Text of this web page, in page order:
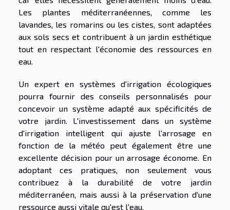
Les plantes méditerranéennes, comme les
lavandes, les romarins ou les cistes, sont adaptées
aux sols secs et contribuent à un jardin esthétique
tout en respectant l'économie des ressources en
eau.
Un expert en systèmes d'irrigation écologiques
pourra fournir des conseils personnalisés pour
concevoir un système adapté aux spécificités de
votre jardin. L'investissement dans un système
d'irrigation intelligent qui ajuste l'arrosage en
fonction de la météo peut également être une
excellente décision pour un arrosage économe. En
adoptant ces pratiques, non seulement vous
contribuez à la durabilité de votre jardin
méditerranéen, mais aussi à la préservation d'une
ressource aussi vitale qu'est l'eau.